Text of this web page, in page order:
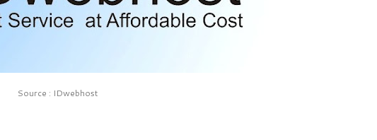
Source : IDwebhost